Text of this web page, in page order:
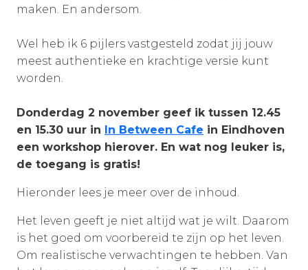
maken. En andersom.
Wel heb ik 6 pijlers vastgesteld zodat jij jouw
meest authentieke en krachtige versie kunt
worden.
Donderdag 2 november geef ik tussen 12.45
en 15.30 uur in In Between Cafe in Eindhoven
een workshop hierover. En wat nog leuker is,
de toegang is gratis!
Hieronder lees je meer over de inhoud.
Het leven geeft je niet altijd wat je wilt. Daarom
is het goed om voorbereid te zijn op het leven.
Om realistische verwachtingen te hebben. Van